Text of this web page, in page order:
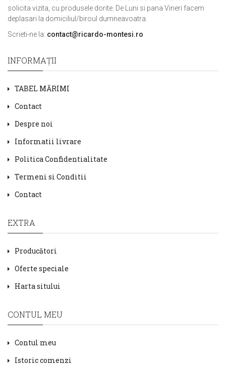
solicita vizita, cu produsele dorite. De Luni si pana Vineri facem
deplasari la domiciliul/biroul dumneavoatra.
Scrieti-ne la: contact@ricardo-montesi.ro
INFORMAŢII
TABEL MĂRIMI
Contact
Despre noi
Informatii livrare
Politica Confidentialitate
Termeni si Conditii
Contact
EXTRA
Producători
Oferte speciale
Harta sitului
CONTUL MEU
Contul meu
Istoric comenzi